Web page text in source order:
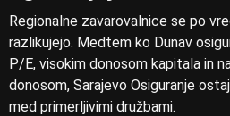
Regionalne zavarovalnice se po
razlikujejo. Medtem ko Dunav
P/E, visokim donosom kapitala in
donosom, Sarajevo Osiguranje
med primerljivimi družbami.